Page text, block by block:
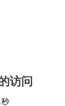
访问
秒